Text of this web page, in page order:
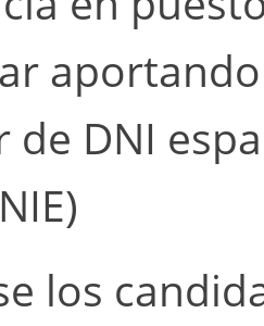
de DNI
los